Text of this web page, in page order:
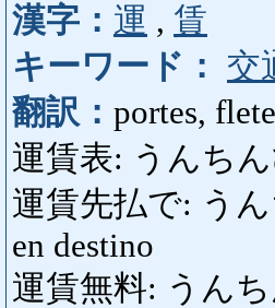
漢字： 運 , 賃
キーワード：
交
翻訳： portes,
運賃表: うんち
運賃先払で: う
en destino
運賃無料: うんち